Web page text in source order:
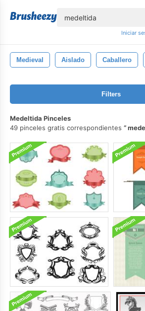
Iniciar
Medieval Aislado Caballero
Filters
Medeltida Pinceles
49 pinceles gratis correspondientes